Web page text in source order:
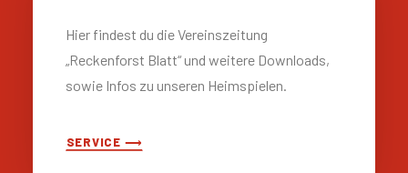
Hier findest du die Vereinszeitung
„Reckenforst Blatt“ und weitere Downloads,
sowie Infos zu unseren Heimspielen.
SERVICE ⟶